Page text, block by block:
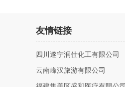
友情链接
四川遂宁润仕化工有限公司
云南峰汉旅游有限公司